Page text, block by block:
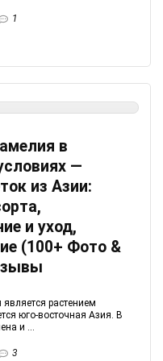
1
в
—
из Азии:
и уход,
(100+ Фото &
растением
юго-восточная Азия. В
и ...
3